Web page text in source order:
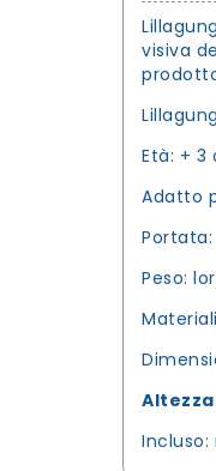
visiva
Età: + 3
Adatto
Peso:
Altezza